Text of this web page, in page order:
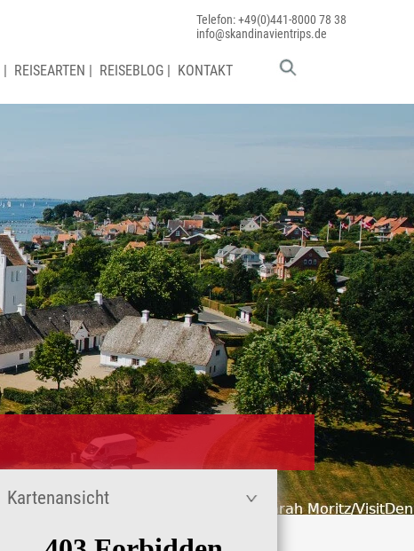
| REISEARTEN | REISEBLOG | KONTAKT
Telefon: +49(0)441-8000 78 38
info@skandinavientrips.de
Kartenansicht